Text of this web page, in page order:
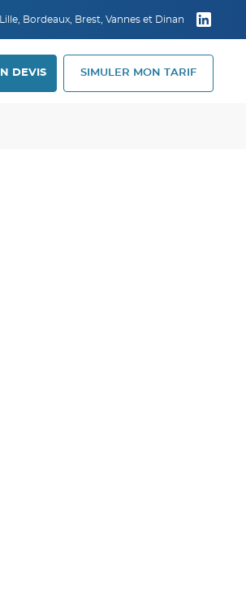
Bordeaux, Brest, Vannes et Dinan
DEVIS SIMULER MON TARIF